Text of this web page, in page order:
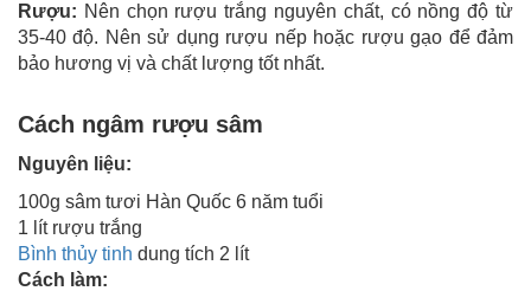
Rượu: Nên chọn rượu trắng nguyên chất, có nồng độ từ
35-40 độ. Nên sử dụng rượu nếp hoặc rượu gạo để đảm
bảo hương vị và chất lượng tốt nhất.
Cách ngâm rượu sâm
Nguyên liệu:
100g sâm tươi Hàn Quốc 6 năm tuổi
1 lít rượu trắng
Bình thủy tinh dung tích 2 lít
Cách làm: